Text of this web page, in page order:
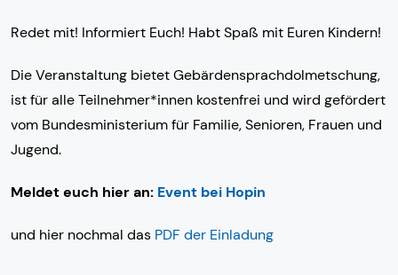
Redet mit! Informiert Euch! Habt Spaß mit Euren Kindern!
Die Veranstaltung bietet Gebärdensprachdolmetschung,
ist für alle Teilnehmer*innen kostenfrei und wird gefördert
vom Bundesministerium für Familie, Senioren, Frauen und
Jugend.
Meldet euch hier an: Event bei Hopin
und hier nochmal das PDF der Einladung